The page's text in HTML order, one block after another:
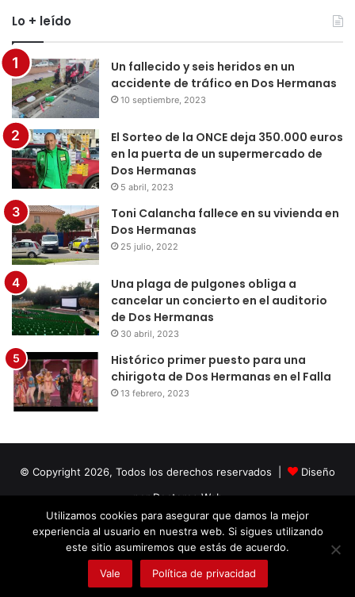
Lo + leído
Un fallecido y seis heridos en un
accidente de tráfico en Dos Hermanas
10 septiembre, 2023
El Sorteo de la ONCE deja 350.000 euros
en la puerta de un supermercado de
Dos Hermanas
5 abril, 2023
Toni Calancha fallece en su vivienda en
Dos Hermanas
25 julio, 2022
Una plaga de pulgones obliga a
cancelar un concierto en el auditorio
de Dos Hermanas
30 abril, 2023
Histórico primer puesto para una
chirigota de Dos Hermanas en el Falla
13 febrero, 2023
© Copyright 2026, Todos los derechos reservados |
Diseño
por Doctores Web
Facebook
TwitterLinkedInYouTubeInstagram
Utilizamos cookies para asegurar que damos la mejor
experiencia al usuario en nuestra web. Si sigues utilizando
este sitio asumiremos que estás de acuerdo.
Vale Política de privacidad